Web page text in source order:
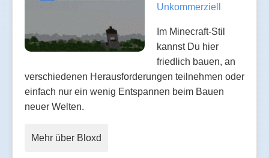
Unkommerziell
Im Minecraft-Stil
kannst Du hier
friedlich bauen, an
verschiedenen Herausforderungen teilnehmen oder
einfach nur ein wenig Entspannen beim Bauen
neuer Welten.
Mehr über Bloxd